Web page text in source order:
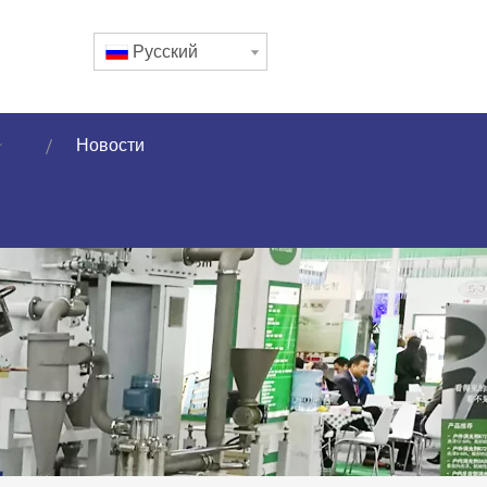
Pусский
Новости